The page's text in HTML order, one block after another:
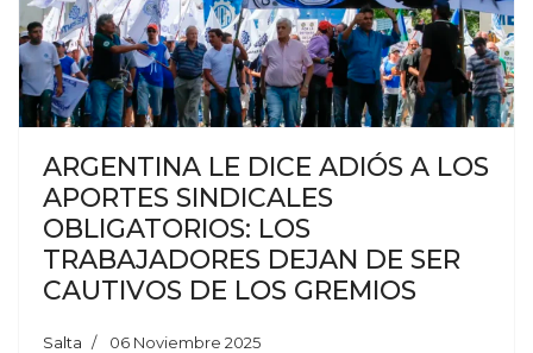
ARGENTINA LE DICE ADIÓS A LOS
APORTES SINDICALES
OBLIGATORIOS: LOS
TRABAJADORES DEJAN DE SER
CAUTIVOS DE LOS GREMIOS
Salta 06 Noviembre 2025